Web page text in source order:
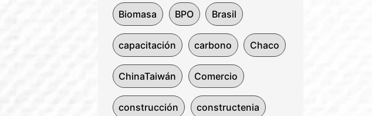
Biomasa BPO Brasil
capacitación carbono Chaco
ChinaTaiwán Comercio
construcción constructenia